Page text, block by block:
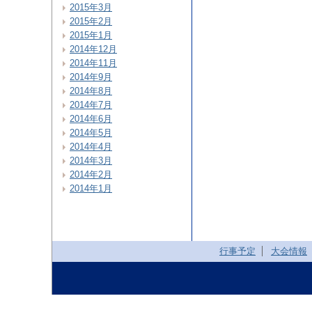
2015年3月
2015年2月
2015年1月
2014年12月
2014年11月
2014年9月
2014年8月
2014年7月
2014年6月
2014年5月
2014年4月
2014年3月
2014年2月
2014年1月
行事予定 大会情報